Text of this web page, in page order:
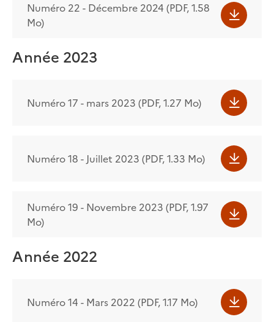
Numéro 22 - Décembre 2024 (PDF, 1.58
Mo)
Année 2023
Numéro 17 - mars 2023 (PDF, 1.27 Mo)
Numéro 18 - Juillet 2023 (PDF, 1.33 Mo)
Numéro 19 - Novembre 2023 (PDF, 1.97
Mo)
Année 2022
Numéro 14 - Mars 2022 (PDF, 1.17 Mo)